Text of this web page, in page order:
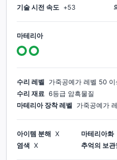
기술 시전 속도 +53
마테리아
수리 레벨 가죽공예가 레벨 50 이
수리 재료 6등급 암흑물질
마테리아 장착 레벨
가죽공예가
아이템 분해 X 마테리아화
염색
X 추억의 보관